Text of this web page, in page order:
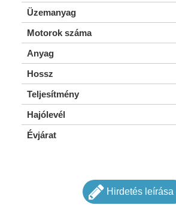
Üzemanyag
Motorok száma
Anyag
Hossz
Teljesítmény
Hajólevél
Évjárat
Hirdetés leírása